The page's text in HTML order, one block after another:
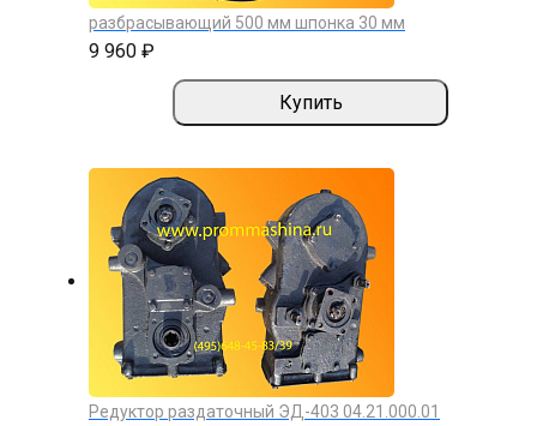
разбрасывающий 500 мм шпонка 30 мм
9 960 ₽
Купить
Редуктор раздаточный ЭД-403 04.21.000.01